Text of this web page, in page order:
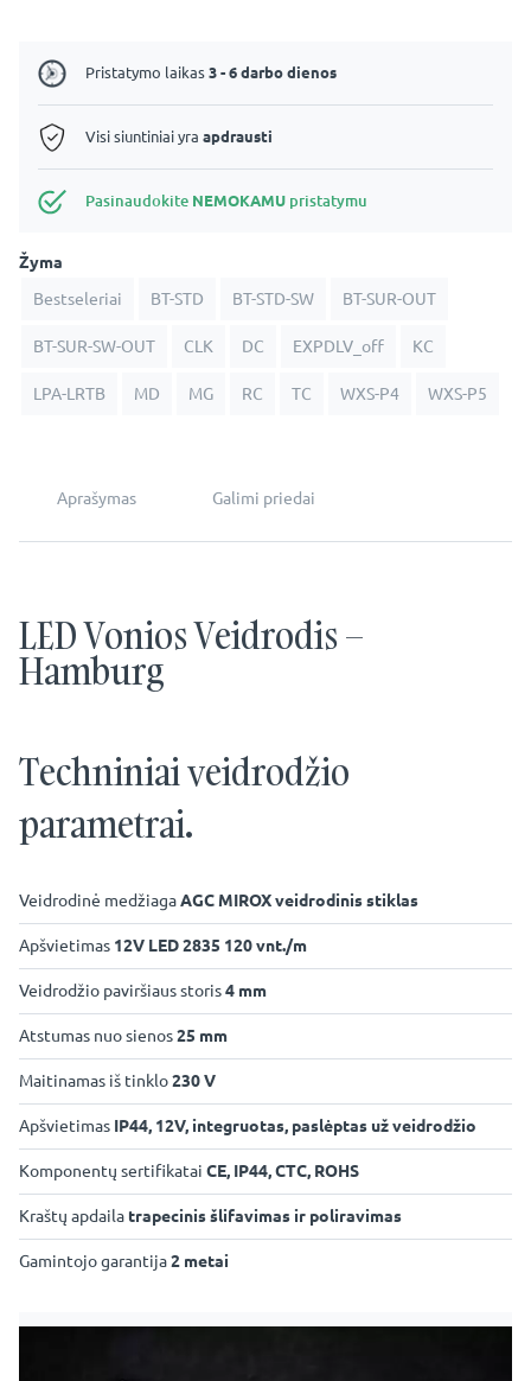
Pristatymo laikas 3 - 6 darbo dienos
Visi siuntiniai yra apdrausti
Pasinaudokite NEMOKAMU pristatymu
Žyma
Bestseleriai
BT-STD BT-STD-SW BT-SUR-OUT
BT-SUR-SW-OUT CLK DC EXPDLV_off KC
LPA-LRTB MD MG RC TC WXS-P4 WXS-P5
Aprašymas Galimi priedai
LED Vonios Veidrodis –
Hamburg
Techniniai veidrodžio
parametrai.
Veidrodinė medžiagaAGC MIROX veidrodinis stiklas
Apšvietimas 12V LED 2835 120 vnt./m
Veidrodžio paviršiaus storis4 mm
Atstumas nuo sienos25 mm
Maitinamas iš tinklo230 V
Apšvietimas IP44, 12V, integruotas, paslėptas už veidrodžio
Komponentų sertifikatai CE, IP44, CTC, ROHS
Kraštų apdaila trapecinis šlifavimas ir poliravimas
Gamintojo garantija2 metai